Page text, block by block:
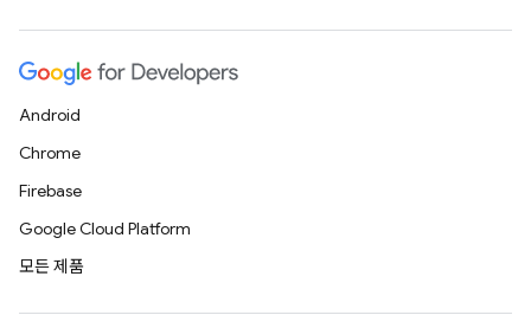
Android
Chrome
Firebase
Google Cloud Platform
모든 제품